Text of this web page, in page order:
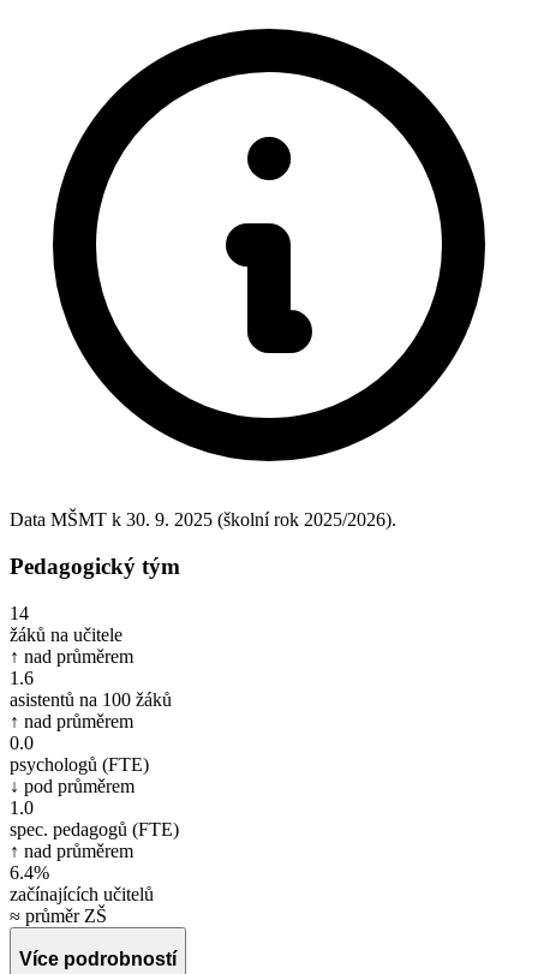
Data MŠMT k 30. 9. 2025 (školní rok 2025/2026).
Pedagogický tým
14
žáků na učitele
↑ nad průměrem
1.6
asistentů na 100 žáků
↑ nad průměrem
0.0
psychologů (FTE)
↓ pod průměrem
1.0
spec. pedagogů (FTE)
↑ nad průměrem
6.4%
začínajících učitelů
≈ průměr ZŠ
Více podrobností